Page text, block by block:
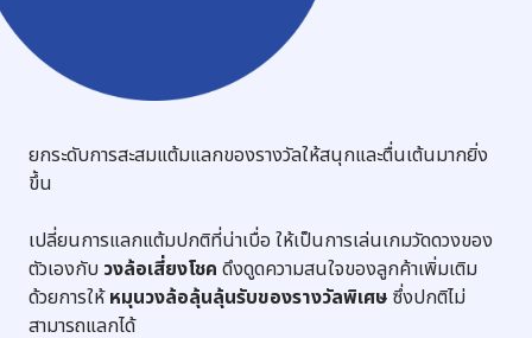
ยกระดับการสะสมแต้มแลกของรางวัลให้สนุกและตื่นเต้นมากยิ่ง
ขึ้น
เปลี่ยนการแลกแต้มปกติที่น่าเบื่อ ให้เป็นการเล่นเกมวัดดวงของ
ตัวเองกับ วงล้อเสี่ยงโชค ดึงดูดความสนใจของลูกค้าเพิ่มเติม
ด้วยการให้หมุนวงล้อลุ้นลุ้นรับของรางวัลพิเศษ ซึ่งปกติไม่
สามารถแลกได้